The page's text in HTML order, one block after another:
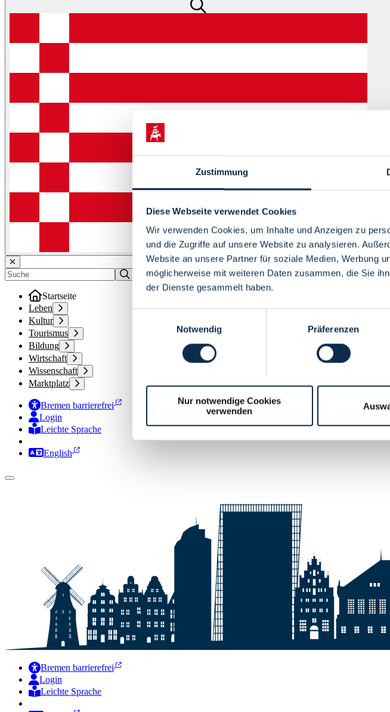
Zustimmung
Diese Webseite verwendet Cookies
Wir verwenden Cookies, um Inhalte und Anzeigen zu
und die Zugriffe auf unsere Website zu analysieren.
Website an unsere Partner für soziale Medien, Werbung
möglicherweise mit weiteren Daten zusammen, die Sie
der Dienste gesammelt haben.
Notwendig
Präferenzen
Nur notwendige Cookies
verwenden
Menü
Startseite
Leben
Kultur
Tourismus
Bildung
Wirtschaft
Wissenschaft
Marktplatz
Bremen barrierefrei
Login
Leichte Sprache
Zur Deutschen Gebärdensprache
English
Bremen barrierefrei
Login
Leichte Sprache